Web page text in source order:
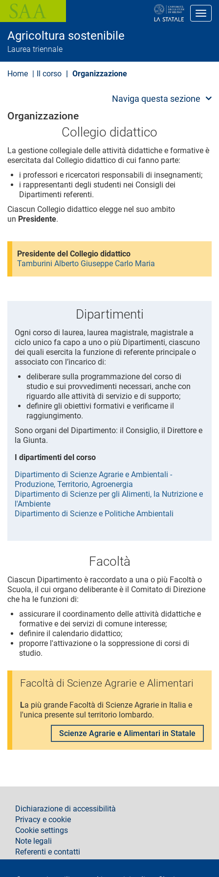
l
c
Agricoltura sostenibile
Laurea triennale
Home Il corso Organizzazione
Naviga questa sezione
Organizzazione
Collegio didattico
La gestione collegiale delle attività didattiche e formative è
esercitata dal Collegio didattico di cui fanno parte:
i professori e ricercatori responsabili di insegnamenti;
i rappresentanti degli studenti nei Consigli dei
Dipartimenti referenti.
Ciascun Collegio didattico elegge nel suo ambito
un Presidente.
Presidente del Collegio didattico
Tamburini Alberto Giuseppe Carlo Maria
Dipartimenti
Ogni corso di laurea, laurea magistrale, magistrale a
ciclo unico fa capo a uno o più Dipartimenti, ciascuno
dei quali esercita la funzione di referente principale o
associato con l’incarico di:
deliberare sulla programmazione del corso di
studio e sui provvedimenti necessari, anche con
riguardo alle attività di servizio e di supporto;
definire gli obiettivi formativi e verificarne il
raggiungimento.
Sono organi del Dipartimento: il Consiglio, il Direttore e
la Giunta.
I dipartimenti del corso
Dipartimento di Scienze Agrarie e Ambientali -
Produzione, Territorio, Agroenergia
Dipartimento di Scienze per gli Alimenti, la Nutrizione e
l'Ambiente
Dipartimento di Scienze e Politiche Ambientali
Facoltà
Ciascun Dipartimento è raccordato a una o più Facoltà o
Scuola, il cui organo deliberante è il Comitato di Direzione
che ha le funzioni di:
assicurare il coordinamento delle attività didattiche e
formative e dei servizi di comune interesse;
definire il calendario didattico;
proporre l'attivazione o la soppressione di corsi di
studio.
Facoltà di Scienze Agrarie e Alimentari
La più grande Facoltà di Scienze Agrarie in Italia e
l'unica presente sul territorio lombardo.
Scienze Agrarie e Alimentari in Statale
footer
Dichiarazione di accessibilità
Privacy e cookie
Cookie settings
Note legali
Referenti e contatti